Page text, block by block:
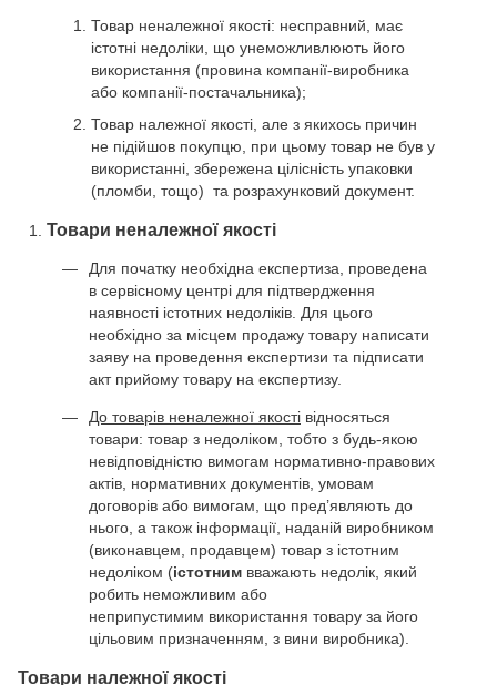
Товар неналежної якості: несправний, має
істотні недоліки, що унеможливлюють його
використання (провина компанії-виробника
або компанії-постачальника);
Товар належної якості, але з якихось причин
не підійшов покупцю, при цьому товар не був у
використанні, збережена цілісність упаковки
(пломби, тощо) та розрахунковий документ.
Товари неналежної якості
Для початку необхідна експертиза, проведена
в сервісному центрі для підтвердження
наявності істотних недоліків. Для цього
необхідно за місцем продажу товару написати
заяву на проведення експертизи та підписати
акт прийому товару на експертизу.
До товарів неналежної якості відносяться
товари: товар з недоліком, тобто з будь-якою
невідповідністю вимогам нормативно-правових
актів, нормативних документів, умовам
договорів або вимогам, що пред’являють до
нього, а також інформації, наданій виробником
(виконавцем, продавцем) товар з істотним
недоліком (істотним вважають недолік, який
робить неможливим або
неприпустимим використання товару за його
цільовим призначенням, з вини виробника).
Товари належної якості